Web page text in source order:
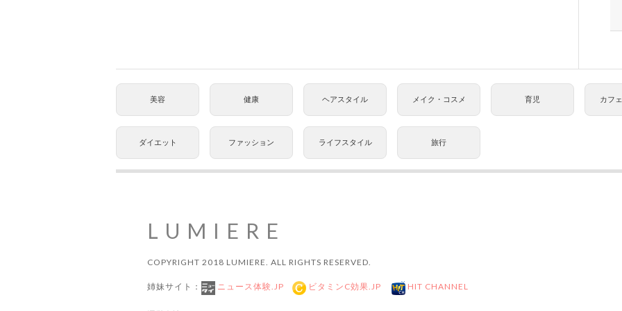
美容 健康 ヘアスタイル メイク・コスメ 育児 カフ
ダイエット ファッション ライフスタイル 旅行
LUMIERE
COPYRIGHT 2018 LUMIERE. ALL RIGHTS RESERVED.
姉妹サイト： ニュース体験.JP ビタミンC効果.JP HIT CHANNEL